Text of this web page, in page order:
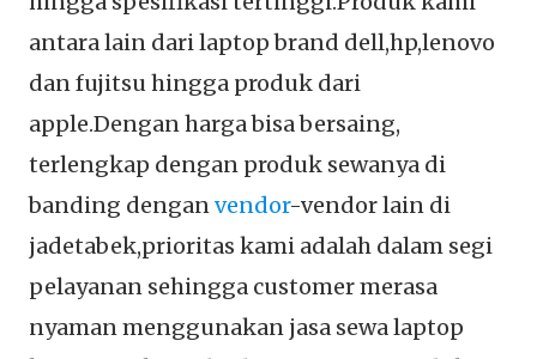
antara lain dari laptop brand dell,hp,lenovo
dan fujitsu hingga produk dari
apple.Dengan harga bisa bersaing,
terlengkap dengan produk sewanya di
banding denganvendor-vendor lain di
jadetabek,prioritas kami adalah dalam segi
pelayanan sehingga customer merasa
nyaman menggunakan jasa sewa laptop